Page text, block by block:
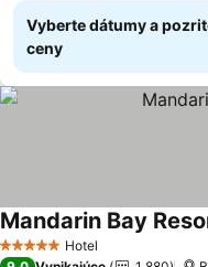
Vyberte dátumy a
ceny
5 Počet hviezdičiek
Hotel
Mandarin Bay